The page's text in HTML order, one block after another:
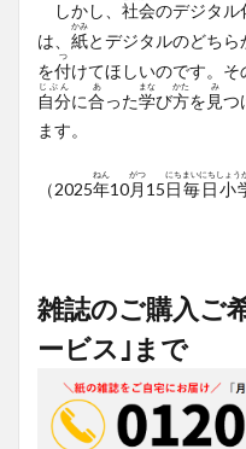
しかし、 社会のデジタル
は、 紙
かみ
とデジタルのどちら
を付
つ
けてほしいのです。そ
自分
じぶん
に合
あ
った学
まな
び方
かた
を 見
み
つ
ます。
（2025年
ねん
10月
がつ
15日
にち
毎日小
まいにちしょう
雑誌のご購入ご
ービス｣まで